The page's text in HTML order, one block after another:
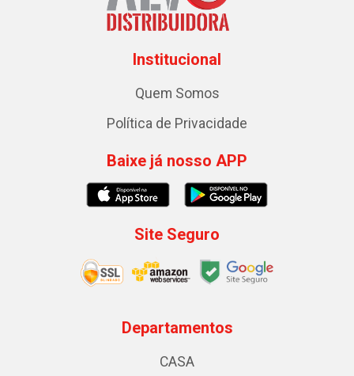
Institucional
Quem Somos
Política de Privacidade
Baixe já nosso APP
Site Seguro
Departamentos
CASA